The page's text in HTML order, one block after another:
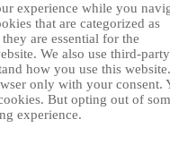
experience while you
that are categorized as
are essential for the
We also use third-party
how you use this website.
only with your consent.
But opting out of
experience.